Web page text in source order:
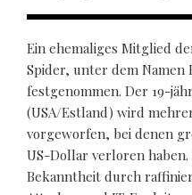
Ein ehemaliges Mitglied
Spider, unter dem Namen
festgenommen. Der 19-
(USA/Estland) wird
vorgeworfen, bei denen
US-Dollar verloren
Bekanntheit durch